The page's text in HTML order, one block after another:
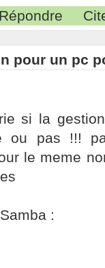
Répondre
pour un pc
si la
ou pas !!!
le meme
: